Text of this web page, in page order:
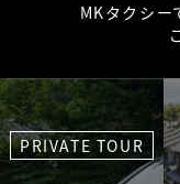
MKタクシー
PRIVATE TOUR